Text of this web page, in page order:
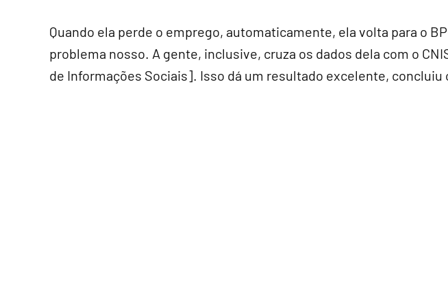
Quando ela perde o emprego, automaticamente, ela volta para o
problema nosso. A gente, inclusive, cruza os dados dela com o
de Informações Sociais]. Isso dá um resultado excelente, concluiu